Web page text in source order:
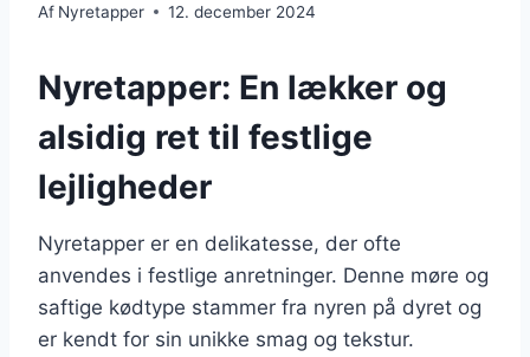
Af Nyretapper 12. december 2024
Nyretapper: En lækker og
alsidig ret til festlige
lejligheder
Nyretapper er en delikatesse, der ofte
anvendes i festlige anretninger. Denne møre og
saftige kødtype stammer fra nyren på dyret og
er kendt for sin unikke smag og tekstur.